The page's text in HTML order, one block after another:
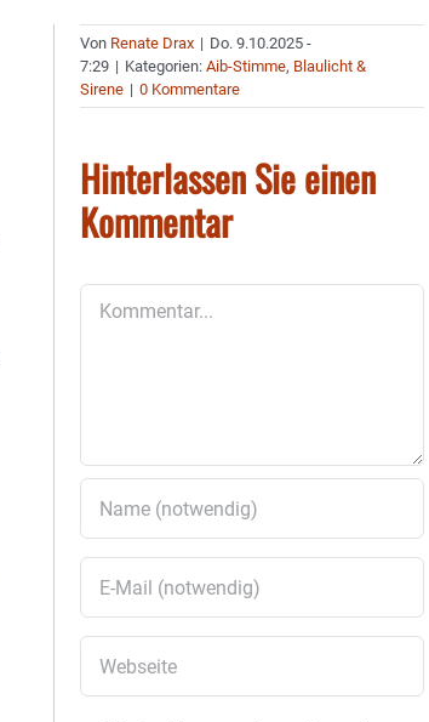
Von Renate Drax | Do. 9.10.2025 -
7:29 | Kategorien:Aib-Stimme, Blaulicht &
Sirene | 0 Kommentare
Hinterlassen Sie einen
Kommentar